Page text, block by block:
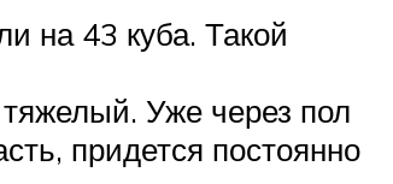
на 43 куба. Такой
Уже через пол
придется постоянно